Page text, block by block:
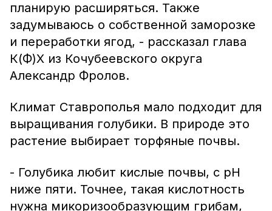
планирую расширяться. Также
задумываюсь о собственной заморозке
и переработки ягод, - рассказал глава
К(Ф)Х из Кочубеевского округа
Александр Фролов.
Климат Ставрополья мало подходит для
выращивания голубики. В природе это
растение выбирает торфяные почвы.
- Голубика любит кислые почвы, с рН
ниже пяти. Точнее, такая кислотность
нужна микоризообразующим грибам,